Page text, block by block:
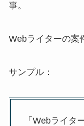
事。
Webライターの案
サンプル：
「Webライタ